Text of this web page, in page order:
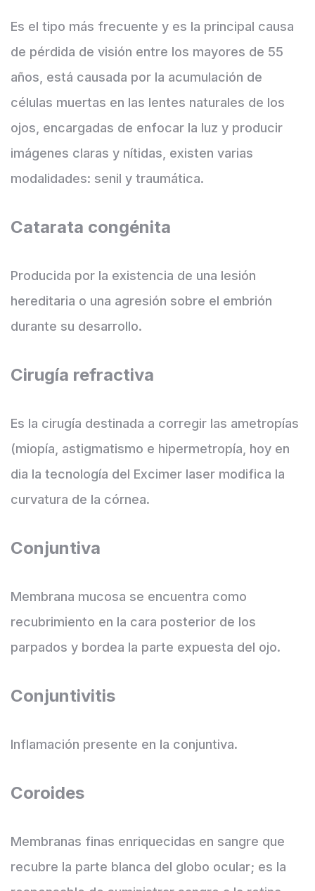
Es el tipo más frecuente y es la principal causa
de pérdida de visión entre los mayores de 55
años, está causada por la acumulación de
células muertas en las lentes naturales de los
ojos, encargadas de enfocar la luz y producir
imágenes claras y nítidas, existen varias
modalidades: senil y traumática.
Catarata congénita
Producida por la existencia de una lesión
hereditaria o una agresión sobre el embrión
durante su desarrollo.
Cirugía refractiva
Es la cirugía destinada a corregir las ametropías
(miopía, astigmatismo e hipermetropía, hoy en
dia la tecnología del Excimer laser modifica la
curvatura de la córnea.
Conjuntiva
Membrana mucosa se encuentra como
recubrimiento en la cara posterior de los
parpados y bordea la parte expuesta del ojo.
Conjuntivitis
Inflamación presente en la conjuntiva.
Coroides
Membranas finas enriquecidas en sangre que
recubre la parte blanca del globo ocular; es la